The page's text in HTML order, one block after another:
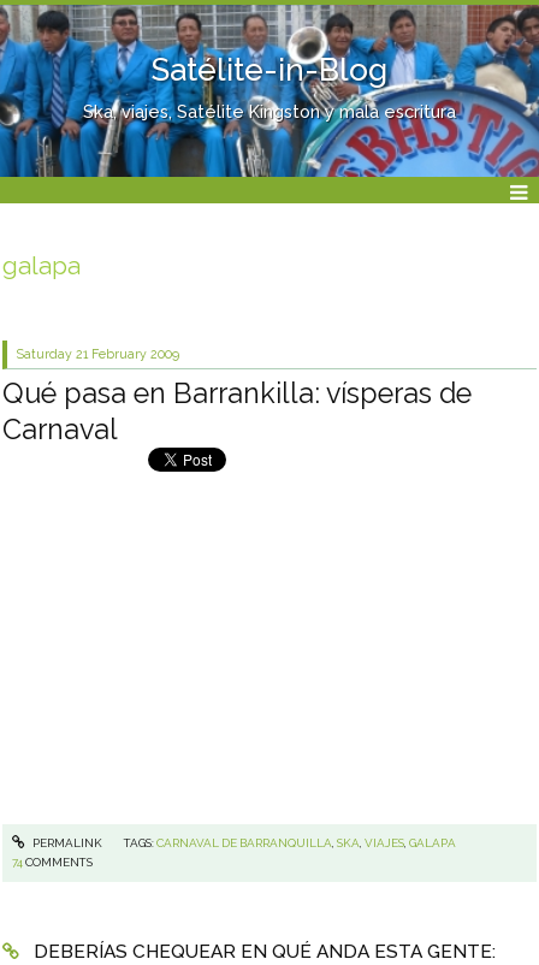
Satélite-in-Blog
Ska, viajes, Satélite Kingston y mala escritura
galapa
Saturday 21 February 2009
Qué pasa en Barrankilla: vísperas de
Carnaval
PERMALINK TAGS:CARNAVAL DE BARRANQUILLA SKA VIAJES, GALAPA
74 COMMENTS
DEBERÍAS CHEQUEAR EN QUÉ ANDA ESTA GENTE: